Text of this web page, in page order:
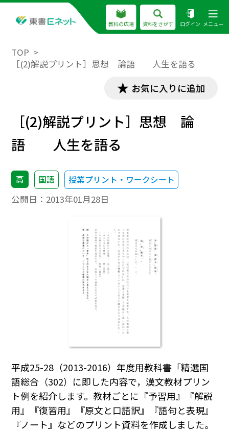
教科の広場 資料をさがす ログイン メニュー
TOP
［(2)解説プリント］思想 論語 人生を語る
お気に入りに追加
［(2)解説プリント］思想 論
語 人生を語る
高 国語 授業プリント・ワークシート
公開日： 2013年01月28日
平成25-28（2013-2016）年度用教科書「精選国
語総合（302）に即した内容で，漢文教材プリン
ト例を紹介します。教材ごとに『予習用』『解説
用』『復習用』『原文と口語訳』『語句と表現』
『ノート』などのプリント資料を作成しました。